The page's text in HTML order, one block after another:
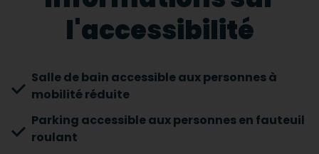
l'accessibilité
Salle de bain accessible aux personnes à
mobilité réduite
Parking accessible aux personnes en fauteuil
roulant